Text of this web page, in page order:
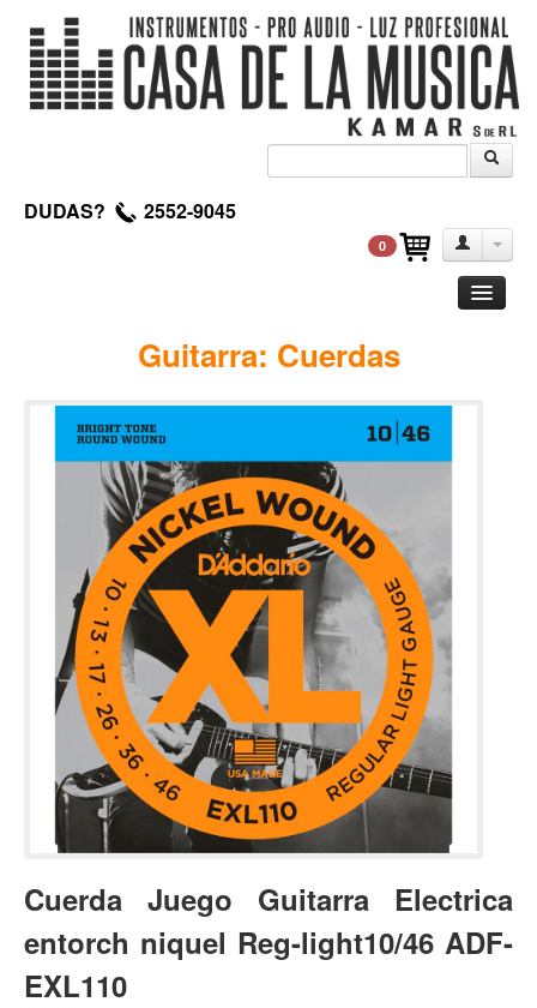
DUDAS? 2552-9045
0
Acustica
Electrica
Amplificadores
Pedales de efectos
Estuches y fundas
Fajas y colgantes
Accesorios
Cuerdas
Electrico
Acustico
Amplificadores
Estuches y fundas
Fajas
Accesorios
Guitarra: Cuerdas
Cuerda Juego Guitarra Electrica
entorch niquel Reg-light10/46 ADF-
EXL110